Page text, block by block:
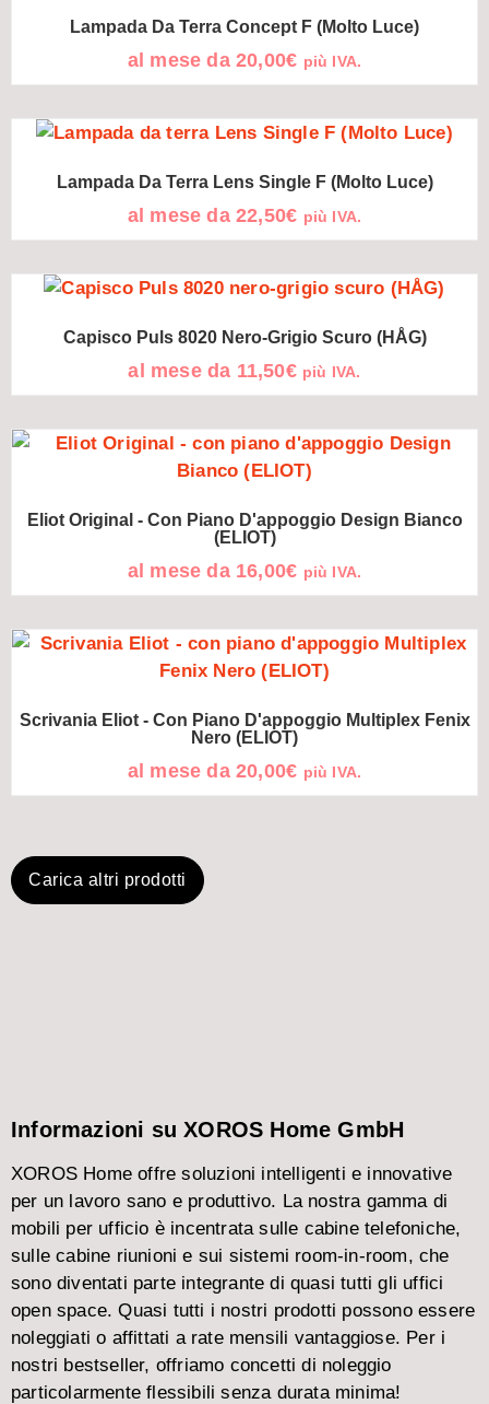
Lampada Da Terra Concept F (Molto Luce)
al mese da20,00€ più IVA.
Lampada Da Terra Lens Single F (Molto Luce)
al mese da22,50€ più IVA.
Capisco Puls 8020 Nero-Grigio Scuro (HÅG)
al mese da 11,50€ più IVA.
Eliot Original - Con Piano D'appoggio Design Bianco
(ELIOT)
al mese da 16,00€ più IVA.
Scrivania Eliot - Con Piano D'appoggio Multiplex Fenix
Nero (ELIOT)
al mese da20,00€ più IVA.
Carica altri prodotti
Informazioni su XOROS Home GmbH
XOROS Home offre soluzioni intelligenti e innovative
per un lavoro sano e produttivo. La nostra gamma di
mobili per ufficio è incentrata sulle cabine telefoniche,
sulle cabine riunioni e sui sistemi room-in-room, che
sono diventati parte integrante di quasi tutti gli uffici
open space. Quasi tutti i nostri prodotti possono essere
noleggiati o affittati a rate mensili vantaggiose. Per i
nostri bestseller, offriamo concetti di noleggio
particolarmente flessibili senza durata minima!